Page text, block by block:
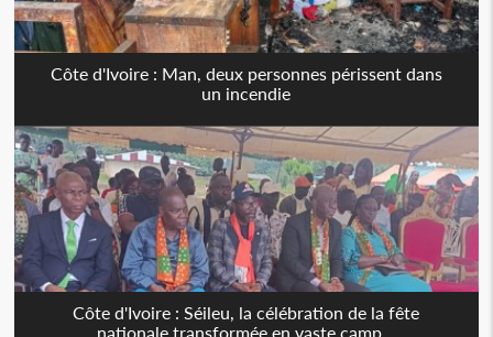
Côte d'Ivoire : Man, deux personnes périssent dans
un incendie
Côte d'Ivoire : Séileu, la célébration de la fête
nationale transformée en vaste camp...